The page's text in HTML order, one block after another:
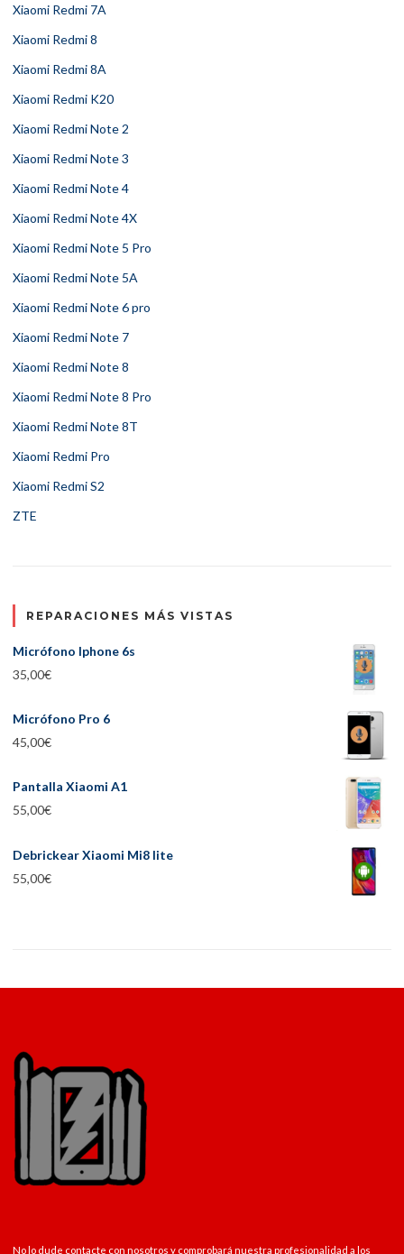
Xiaomi Redmi 7A
Xiaomi Redmi 8
Xiaomi Redmi 8A
Xiaomi Redmi K20
Xiaomi Redmi Note 2
Xiaomi Redmi Note 3
Xiaomi Redmi Note 4
Xiaomi Redmi Note 4X
Xiaomi Redmi Note 5 Pro
Xiaomi Redmi Note 5A
Xiaomi Redmi Note 6 pro
Xiaomi Redmi Note 7
Xiaomi Redmi Note 8
Xiaomi Redmi Note 8 Pro
Xiaomi Redmi Note 8T
Xiaomi Redmi Pro
Xiaomi Redmi S2
ZTE
REPARACIONES MÁS VISTAS
Micrófono Iphone 6s
35,00€
Micrófono Pro 6
45,00€
Pantalla Xiaomi A1
55,00€
Debrickear Xiaomi Mi8 lite
55,00€
No lo dude contacte con nosotros y comprobará nuestra profesionalidad a los